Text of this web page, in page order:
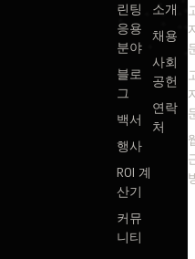
린팅
응용
분야
블로
그
백서
행사
ROI 계
산기
커뮤
니티
소개
채용
사회
공헌
연락
처